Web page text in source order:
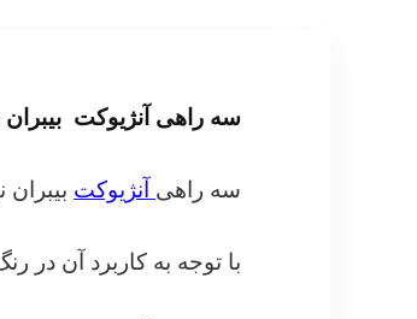
سه راهی آنژیوکت
سه راهی آنژیوکت
با توجه به کاربرد آن در